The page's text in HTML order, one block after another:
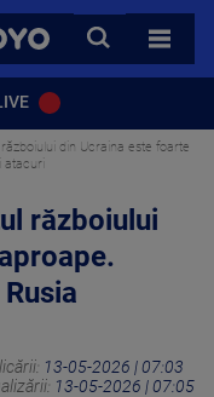
VOYO
CAUTA
TOATE
din Ucraina este foarte
atacuri
războiului
13-05-2026 | 07:03
13-05-2026 | 07:05